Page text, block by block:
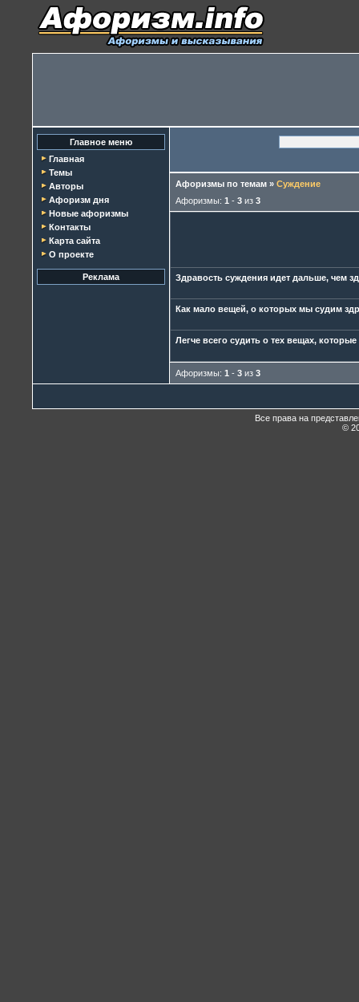
Главное меню
Главная
Темы
Авторы
Афоризм дня
Новые афоризмы
Контакты
Карта сайта
О проекте
Реклама
Афоризмы по темам » Суждение
Афоризмы: 1 - 3 из 3
Здравость суждения идет дальше, чем
Как мало вещей, о которых мы судим
Легче всего судить о тех вещах,
Афоризмы: 1 - 3 из 3
Все права на
©